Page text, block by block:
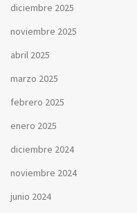
diciembre 2025
noviembre 2025
abril 2025
marzo 2025
febrero 2025
enero 2025
diciembre 2024
noviembre 2024
junio 2024